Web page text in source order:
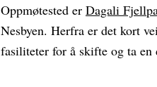
Oppmøtested er Dagali
Nesbyen. Herfra er det kort
fasiliteter for å skifte og ta en